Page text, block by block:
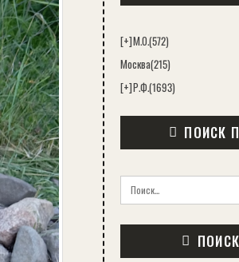
[+]М.О.(572)
Москва(215)
[+]Р.Ф.(1693)
ПОИСК